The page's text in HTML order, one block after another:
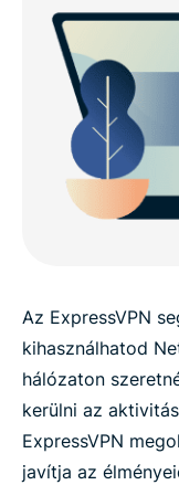
Az ExpressVPN
kihasználhatod
hálózaton
kerülni az
ExpressVPN
javítja az